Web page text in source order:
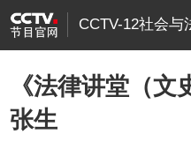
CCTV-12社会与
《法律讲堂（文
张生